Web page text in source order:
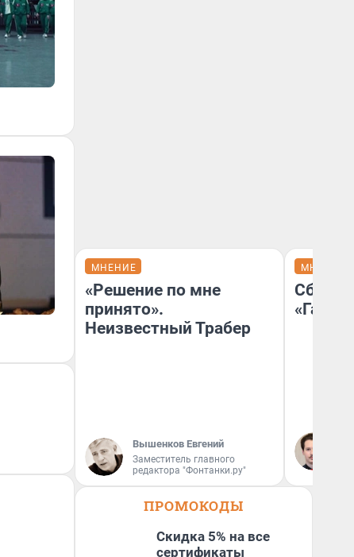
МНЕНИЕ
«Решение по мне
принято».
Неизвестный Трабер
Вышенков Евгений
Заместитель главного
редактора "Фонтанки.ру"
МНЕНИЕ
Сбер
ПРОМОКОДЫ
Скидка 5% на все
сертификаты